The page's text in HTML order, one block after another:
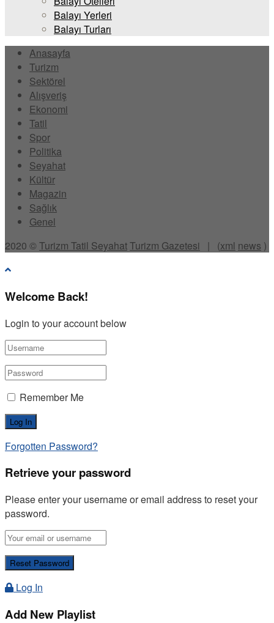
Balayı Yerleri
Balayı Turları
Anasayfa
Turizm
Sektörel
Alışveriş
Ekonomi
Tatil
Spor
Politika
Seyahat
Kültür
Magazin
Sağlık
Genel
2020 ©Turizm Tatil SeyahatTurizm Gazetesi | (xml news )
Welcome Back!
Login to your account below
Remember Me
Forgotten Password?
Retrieve your password
Please enter your username or email address to reset your
password.
Log In
Add New Playlist